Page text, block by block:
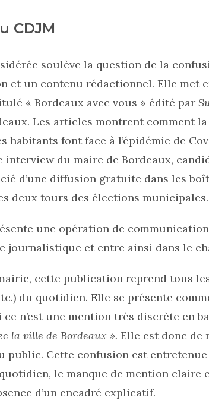
CDJM
soulève la question de la
et un contenu rédactionnel. Elle met
« Bordeaux avec vous » édité par
Les articles montrent comment
habitants font face à l’épidémie de
interview du maire de Bordeaux,
d’une diffusion gratuite dans les
deux tours des élections municipales.
une opération de
journalistique et entre ainsi dans le
cette publication reprend tous
du quotidien. Elle se présente
n’est une mention très discrète en
la ville de Bordeaux ». Elle est donc de
public. Cette confusion est
le manque de mention claire
d’un encadré explicatif.